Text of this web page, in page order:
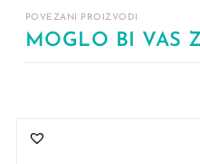
POVEZANI PROIZVODI
MOGLO BI VAS